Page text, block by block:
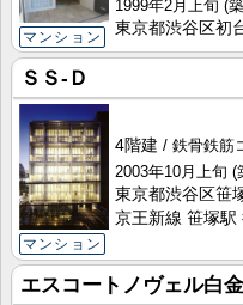
マンション
1999年2月上旬 (
東京都渋谷区初
ＳＳ-Ｄ
マンション
4階建
鉄骨鉄筋
2003年10月上旬 (
東京都渋谷区笹
京王新線 笹塚駅
エスコートノヴェル白